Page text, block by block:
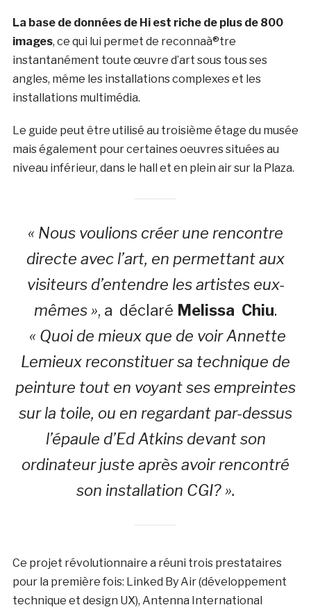
La base de données de Hi est riche de plus de 800
images, ce qui lui permet de reconnaà®tre
instantanément toute œuvre d’art sous tous ses
angles, même les installations complexes et les
installations multimédia.
Le guide peut être utilisé au troisième étage du musée
mais également pour certaines oeuvres situées au
niveau inférieur, dans le hall et en plein air sur la Plaza.
« Nous voulions créer une rencontre
directe avec l’art, en permettant aux
visiteurs d’entendre les artistes eux-
mêmes », a déclaré Melissa Chiu.
« Quoi de mieux que de voir Annette
Lemieux reconstituer sa technique de
peinture tout en voyant ses empreintes
sur la toile, ou en regardant par-dessus
l’épaule d’Ed Atkins devant son
ordinateur juste après avoir rencontré
son installation CGI? ».
Ce projet révolutionnaire a réuni trois prestataires
pour la première fois: Linked By Air (développement
technique et design UX), Antenna International